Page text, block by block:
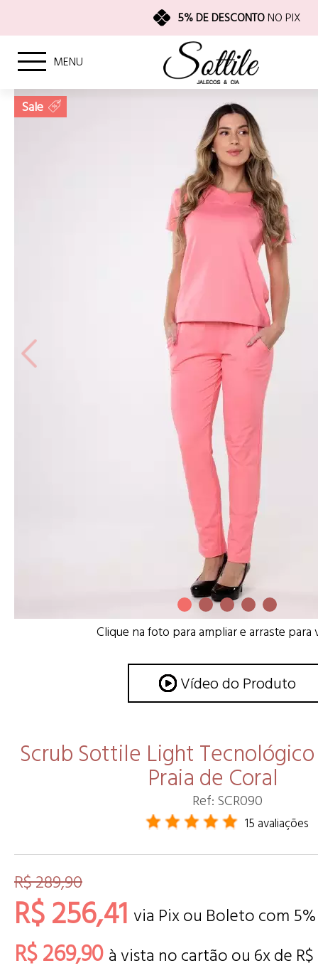
5% DE DESCONTONO PIX
MENU
Sale
Clique na foto para ampliar e arraste para
Vídeo do Produto
Scrub Sottile Light
Praia de Coral
Ref: SCR090
15 avaliações
R$ 289,90
R$ 256,41 via Pix ou Boleto com
R$ 269,90 à vista no cartão ou 6x de